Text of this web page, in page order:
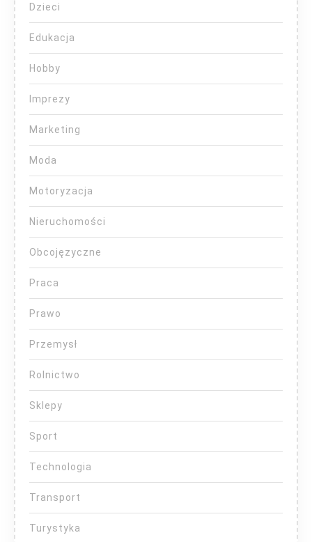
Dzieci
Edukacja
Hobby
Imprezy
Marketing
Moda
Motoryzacja
Nieruchomości
Obcojęzyczne
Praca
Prawo
Przemysł
Rolnictwo
Sklepy
Sport
Technologia
Transport
Turystyka